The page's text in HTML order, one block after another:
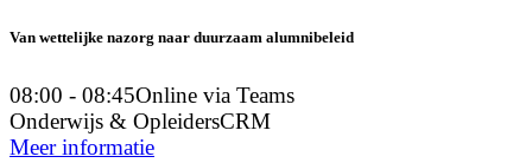
Van wettelijke nazorg naar duurzaam alumnibeleid
08:00 - 08:45Online via Teams
Onderwijs & OpleidersCRM
Meer informatie